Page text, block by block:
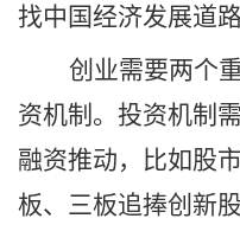
找中国经济发展道
创业需要两个
资机制。投资机制
融资推动，比如股
板、三板追捧创新